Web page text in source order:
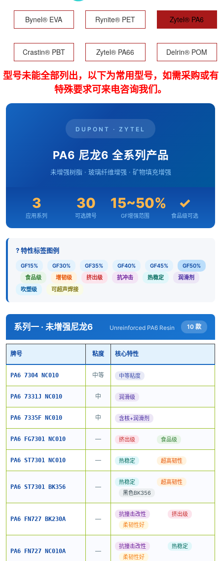
Bynel® EVA Rynite® PET Zytel® PA6
Crastin® PBT Zytel® PA66 Delrin® POM
型号未能全部列出，以下为常用型号，如需采购或有
特殊要求可来电咨询我们。
DUPONT · ZYTEL
PA6 尼龙6 全系列产品
未增强树脂 · 玻璃纤维增强 · 矿物填充增强
3
应用系列
30
可选牌号
15~50%
GF增强范围
✓
食品级可选
? 特性标签图例
GF15% GF30% GF35% GF40% GF45%
GF50%
食品级
增韧级 挤出级 抗冲击 热稳定
润滑剂
吹塑级
可超声焊接
系列一 · 未增强尼龙6 Unreinforced PA6 Resin 10 款
牌号 粘度 核心特性
PA6 7304 NC010 中等 中等粘度
PA6 7331J NC010 中 润滑级
PA6 7335F NC010 中 含核+润滑剂
PA6 FG7301 NC010 — 挤出级 食品级
PA6 ST7301 NC010 — 热稳定 超高韧性
PA6 ST7301 BK356 —
热稳定
超高韧性
黑色BK356
PA6 FN727 BK230A —
抗撞击改性
挤出级
柔韧性好
PA6 FN727 NC010A —
抗撞击改性
热稳定
柔韧性好